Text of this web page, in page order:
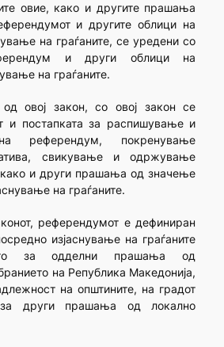
овие, како и другите прашања
и другите облици на
на граѓаните, се уредени со
и други облици на
на граѓаните.
овој закон, со овој закон се
и постапката за распишување и
референдум, покренување
свикување и одржување
како и други прашања од значење
на граѓаните.
референдумот е дефиниран
изјаснување на граѓаните
за одделни прашања од
на Република Македонија,
на општините, на градот
други прашања од локално